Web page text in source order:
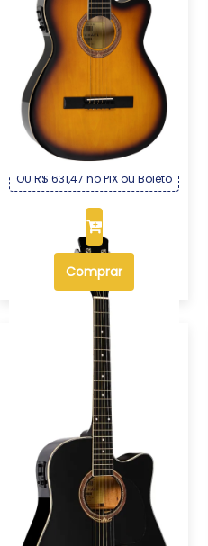
Violão Michael Clássico
Semiflat Elétr...
Por : R$ 679,00
OU R$ 631,47 no PIX ou Boleto
Comprar